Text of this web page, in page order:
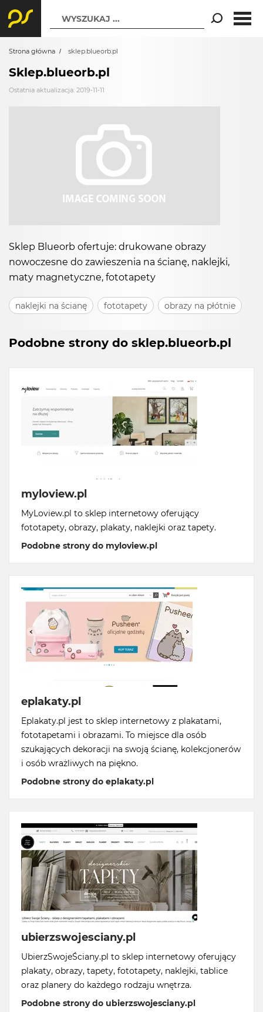
WYSZUKAJ ...
Strona główna sklep.blueorb.pl
Sklep.blueorb.pl
Ostatnia aktualizacja: 2019-11-11
Sklep Blueorb ofertuje: drukowane obrazy
nowoczesne do zawieszenia na ścianę, naklejki,
maty magnetyczne, fototapety
naklejki na ścianę fototapety obrazy na płótnie
Podobne strony do sklep.blueorb.pl
myloview.pl
MyLoview.pl to sklep internetowy oferujący
fototapety, obrazy, plakaty, naklejki oraz tapety.
Podobne strony do myloview.pl
eplakaty.pl
Eplakaty.pl jest to sklep internetowy z plakatami,
fototapetami i obrazami. To miejsce dla osób
szukających dekoracji na swoją ścianę, kolekcjonerów
i osób wrażliwych na piękno.
Podobne strony do eplakaty.pl
ubierzswojesciany.pl
UbierzSwojeŚciany.pl to sklep internetowy oferujący
plakaty, obrazy, tapety, fototapety, naklejki, tablice
oraz planery do każdego rodzaju wnętrza.
Podobne strony do ubierzswojesciany.pl